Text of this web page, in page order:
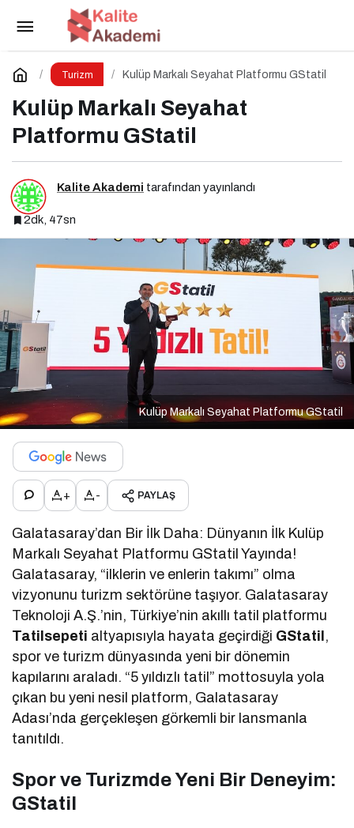
Turizm Kulüp Markalı Seyahat Platformu GStatil
Kulüp Markalı Seyahat
Platformu GStatil
Kalite Akademi tarafından yayınlandı
2dk, 47sn
Kulüp Markalı Seyahat Platformu GStatil
+ - PAYLAŞ
Galatasaray’dan Bir İlk Daha: Dünyanın İlk Kulüp
Markalı Seyahat Platformu GStatil Yayında!
Galatasaray, “ilklerin ve enlerin takımı” olma
vizyonunu turizm sektörüne taşıyor. Galatasaray
Teknoloji A.Ş.’nin, Türkiye’nin akıllı tatil platformu
Tatilsepeti altyapısıyla hayata geçirdiği GStatil,
spor ve turizm dünyasında yeni bir dönemin
kapılarını araladı. “5 yıldızlı tatil” mottosuyla yola
çıkan bu yeni nesil platform, Galatasaray
Adası’nda gerçekleşen görkemli bir lansmanla
tanıtıldı.
Spor ve Turizmde Yeni Bir Deneyim:
GStatil
Emirates ile 88 Tonluk Çevre Başarısı
Yorum Yap